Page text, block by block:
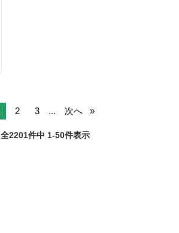
2 3 ... 次へ
全2201件中 1-50件表示